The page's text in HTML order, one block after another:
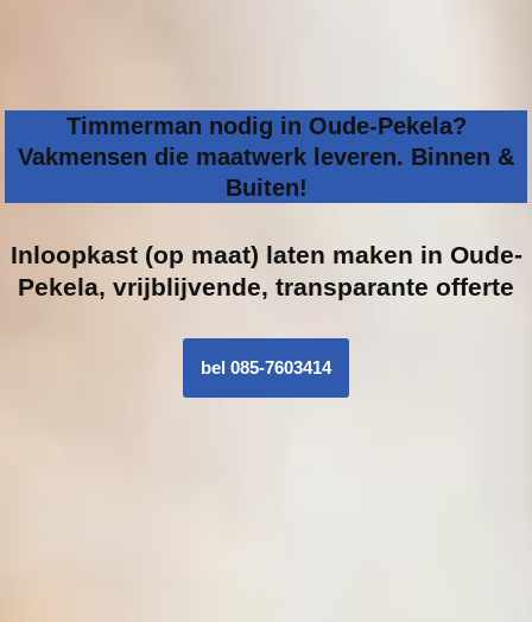
Timmerman nodig in Oude-Pekela?
Vakmensen die maatwerk leveren. Binnen &
Buiten!
Inloopkast (op maat) laten maken in Oude-
Pekela, vrijblijvende, transparante offerte
bel 085-7603414